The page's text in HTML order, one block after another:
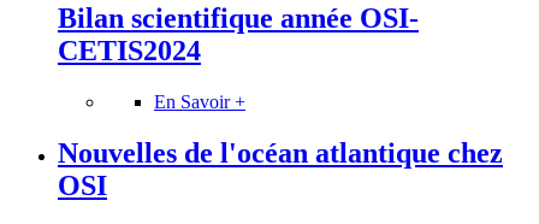
Bilan scientifique année OSI-
CETIS2024
En Savoir +
Nouvelles de l'océan atlantique chez
OSI